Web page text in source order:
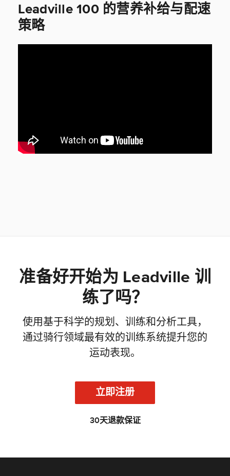
Leadville 100 的营养补给与配速
策略
准备好开始为 Leadville 训
练了吗？
使用基于科学的规划、训练和分析工具，
通过骑行领域最有效的训练系统提升您的
运动表现。
立即注册
30天退款保证